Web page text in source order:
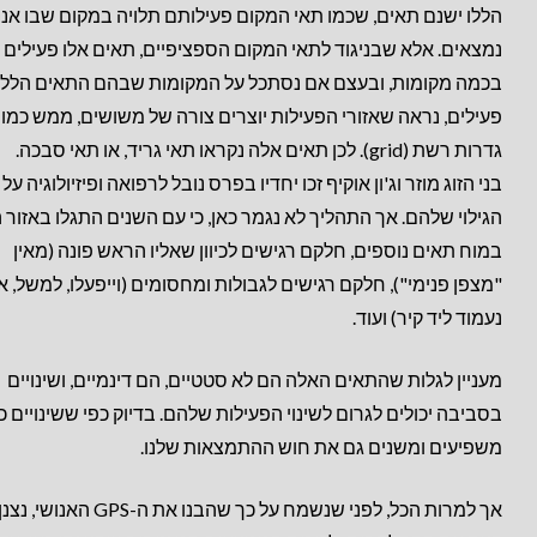
הללו ישנם תאים, שכמו תאי המקום פעילותם תלויה במקום שבו
נמצאים. אלא שבניגוד לתאי המקום הספציפיים, תאים אלו פעילים
בכמה מקומות, ובעצם אם נסתכל על המקומות שבהם התאים
פעילים, נראה שאזורי הפעילות יוצרים צורה של משושים, ממש כמו
גדרות רשת (grid). לכן תאים אלה נקראו תאי גריד, או תאי סבכה.
בני הזוג מוזר וג'ון אוקיף זכו יחדיו בפרס נובל לרפואה ופיזיולוגיה על
הגילוי שלהם. אך התהליך לא נגמר כאן, כי עם השנים התגלו באזור
במוח תאים נוספים, חלקם רגישים לכיוון שאליו הראש פונה (מאין
"מצפן פנימי"), חלקם רגישים לגבולות ומחסומים (וייפעלו, למשל,
נעמוד ליד קיר) ועוד.
מעניין לגלות שהתאים האלה הם לא סטטיים, הם דינמיים, ושינויים
בסביבה יכולים לגרום לשינוי הפעילות שלהם. בדיוק כפי ששינויים
משפיעים ומשנים גם את חוש ההתמצאות שלנו.
אך למרות הכל, לפני שנשמח על כך שהבנו את ה-GPS האנושי, נצנן